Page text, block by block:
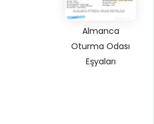
Almanca
Oturma Odası
Eşyaları